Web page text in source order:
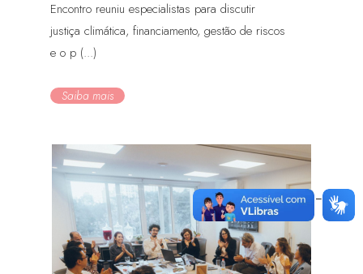
Encontro reuniu especialistas para discutir
justiça climática, financiamento, gestão de riscos
e o p (...)
Saiba mais